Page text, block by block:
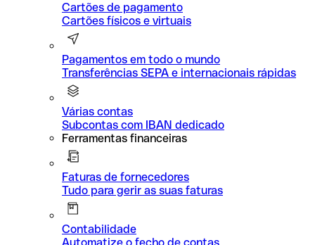
Cartões de pagamento
Cartões físicos e virtuais
Pagamentos em todo o mundo
Transferências SEPA e internacionais rápidas
Várias contas
Subcontas com IBAN dedicado
Ferramentas financeiras
Faturas de fornecedores
Tudo para gerir as suas faturas
Contabilidade